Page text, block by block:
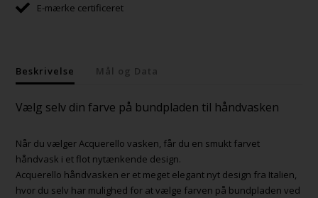
E-mærke certificeret
Beskrivelse Mål og Data
Vælg selv din farve på bundpladen til håndvasken
Når du vælger Acquerello vasken, får du en smukt farvet
håndvask i et flot nytænkende design.
Acquerello håndvasken er et meget elegant nyt design fra Italien,
hvor du selv har mulighed for at vælge farven på bundpladen ved